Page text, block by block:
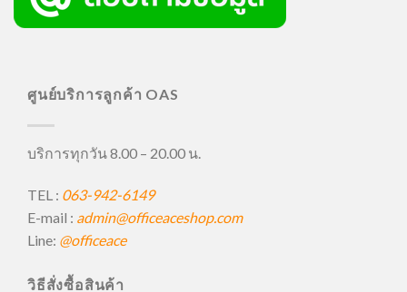
ศูนย์บริการลูกค้า OAS
บริการทุกวัน 8.00 – 20.00 น.
TEL : 063-942-6149
E-mail : admin@officeaceshop.com
Line: @officeace
วิธีสั่งซื้อสินค้า